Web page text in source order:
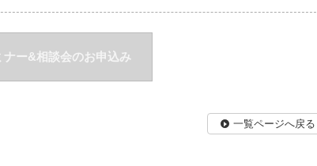
ナー&相談会のお申込み
一覧ページへ戻る